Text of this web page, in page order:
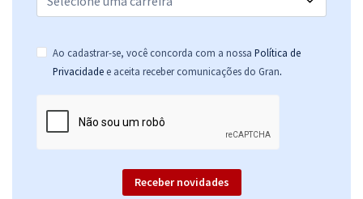
Ao cadastrar-se, você concorda com a nossa Política de
Privacidade e aceita receber comunicações do Gran.
Receber novidades